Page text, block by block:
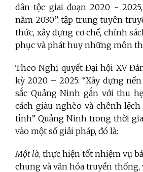
dân tộc giai đoạn 2020 -
năm 2030”, tập trung tuyên
thức, xây dựng cơ chế, chính
phục và phát huy những môn
Theo Nghị quyết Đại hội XV
kỳ 2020 – 2025: “Xây dựng
sắc Quảng Ninh gắn với thu
cách giàu nghèo và chênh
tỉnh” Quảng Ninh trong thời
vào một số giải pháp, đó là:
Một là, thực hiện tốt nhiệm vụ
chung và văn hóa truyền thống,